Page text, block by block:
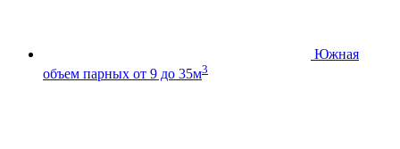
Южная
объем парных от 9 до 35м3